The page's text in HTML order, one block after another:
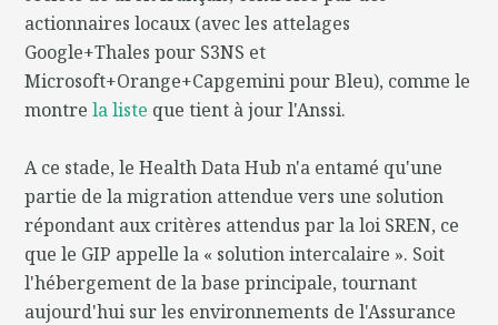
actionnaires locaux (avec les attelages
Google+Thales pour S3NS et
Microsoft+Orange+Capgemini pour Bleu), comme le
montrela liste que tient à jour l'Anssi.
A ce stade, le Health Data Hub n'a entamé qu'une
partie de la migration attendue vers une solution
répondant aux critères attendus par la loi SREN, ce
que le GIP appelle la « solution intercalaire ». Soit
l'hébergement de la base principale, tournant
aujourd'hui sur les environnements de l'Assurance